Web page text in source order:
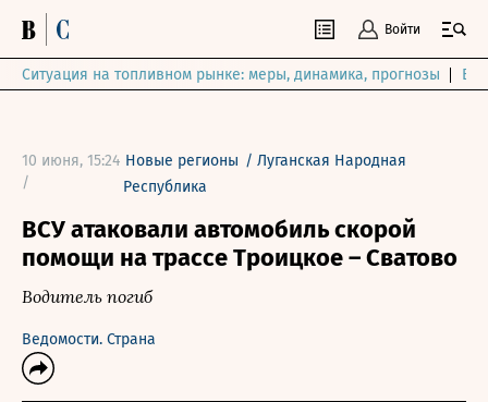
Войти
Ситуация на топливном рынке: меры, динамика, прогнозы
10 июня, 15:24
/
Новые регионы /Луганская Народная
Республика
ВСУ атаковали автомобиль скорой
помощи на трассе Троицкое – Сватово
Водитель погиб
Ведомости. Страна